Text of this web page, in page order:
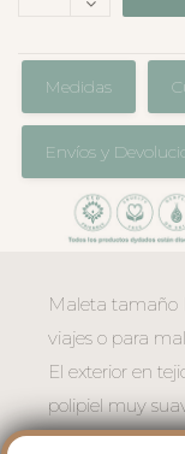
Medidas
Envíos y
Maleta tamaño
viajes o para
El exterior en
polipiel muy
interior tejido